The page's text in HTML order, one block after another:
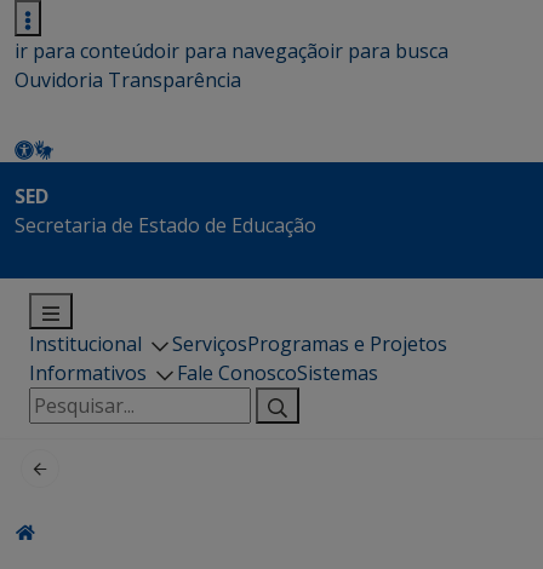
ir para conteúdoir para navegaçãoir para busca
Ouvidoria Transparência
SED
Secretaria de Estado de Educação
Institucional ServiçosProgramas e Projetos
Informativos
Fale ConoscoSistemas
Pesquisar
por: